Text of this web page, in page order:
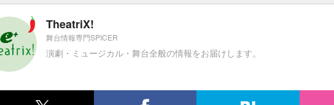
TheatriX!
舞台情報専門SPICER
演劇・ミュージカル・舞台全般の情報をお届けします。